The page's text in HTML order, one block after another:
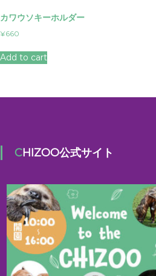
カワウソキーホルダー
¥660
Add to cart
CHIZOO公式サイト